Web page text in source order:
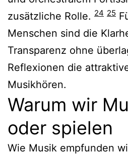
zusätzliche Rolle. 24 25
Menschen sind die
Transparenz ohne
Reflexionen die
Musikhören.
Warum wir
oder spielen
Wie Musik empfunden